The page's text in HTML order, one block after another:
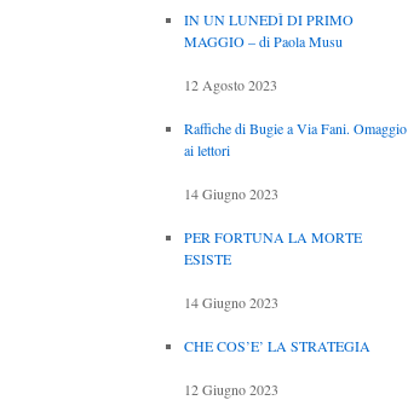
IN UN LUNEDÌ DI PRIMO
MAGGIO – di Paola Musu
12 Agosto 2023
Raffiche di Bugie a Via Fani. Omaggio
ai lettori
14 Giugno 2023
PER FORTUNA LA MORTE
ESISTE
14 Giugno 2023
CHE COS’E’ LA STRATEGIA
12 Giugno 2023